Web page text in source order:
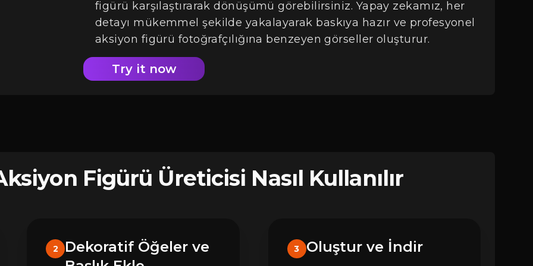
figürü karşılaştırarak dönüşümü görebilirsiniz. Yapay zekamız, her
detayı mükemmel şekilde yakalayarak baskıya hazır ve profesyonel
aksiyon figürü fotoğrafçılığına benzeyen görseller oluşturur.
Try it now
Figürü Üreticisi Nasıl Kullanılır
2
Dekoratif Öğeler ve
3 Oluştur ve İndir